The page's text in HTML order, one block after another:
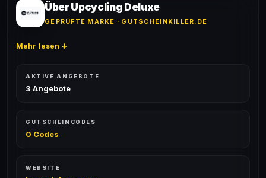
Erfolgsquote wird bei jedem Angebot angezeigt.
Über Upcycling Deluxe
GEPRÜFTE MARKE · GUTSCHEINKILLER.DE
Mehr lesen ↓
AKTIVE ANGEBOTE
3 Angebote
GUTSCHEINCODES
0 Codes
WEBSITE